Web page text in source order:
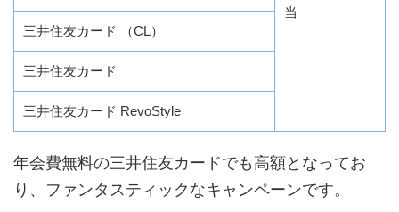
当
三井住友カード （CL）
三井住友カード
三井住友カード RevoStyle
年会費無料の三井住友カードでも高額となってお
り、ファンタスティックなキャンペーンです。